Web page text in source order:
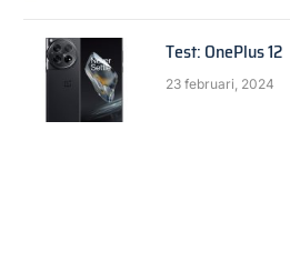
Test: OnePlus 12
23 februari, 2024